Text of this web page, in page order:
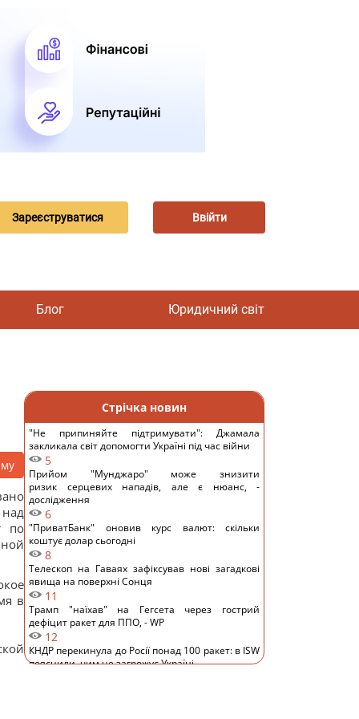
Зареєструватися Ввійти
Блог Юридичний світ
по
в
Стрічка новин
"Не припиняйте підтримувати": Джамала
закликала світ допомогти Україні під час війни
5
Прийом "Мунджаро" може знизити
ризик серцевих нападів, але є нюанс, -
дослідження
6
"ПриватБанк" оновив курс валют: скільки
коштує долар сьогодні
8
Телескоп на Гаваях зафіксував нові загадкові
явища на поверхні Сонця
11
Трамп "наїхав" на Гегсета через гострий
дефіцит ракет для ППО, - WP
12
КНДР перекинула до Росії понад 100 ракет: в ISW
пояснили, чим це загрожує Україні